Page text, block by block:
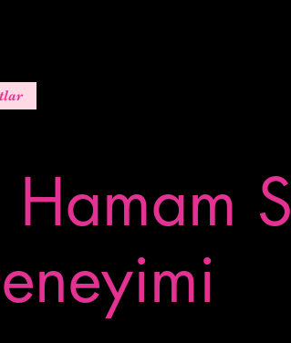
Hamam